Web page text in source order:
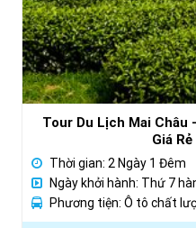
Tour Du Lịch Mai Châu
Giá
Thời gian: 2 Ngày 1 Đêm
Ngày khởi hành: Thứ 7
Phương tiện: Ô tô chất